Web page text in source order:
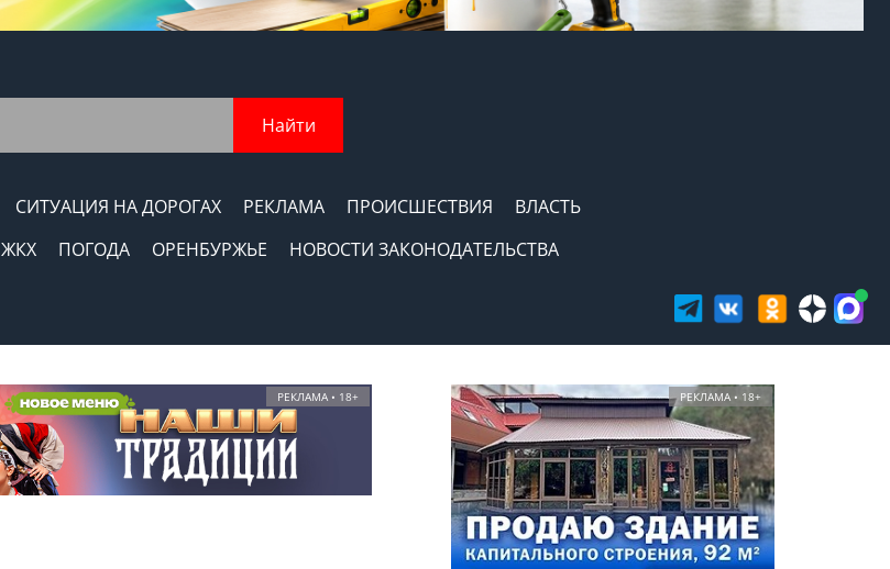
Найти
СИТУАЦИЯ НА ДОРОГАХ РЕКЛАМА ПРОИСШЕСТВИЯ
ВЛАСТЬ
ЖКХ ПОГОДА ОРЕНБУРЖЬЕ
НОВОСТИ ЗАКОНОДАТЕЛЬСТВА
РЕКЛАМА • 18+ РЕКЛАМА • 18+